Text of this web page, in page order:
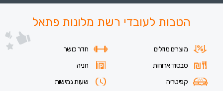
הטבות לעובדי רשת מלונות פתאל
מוצרים מוזלים
חדר כושר
סבסוד ארוחות
חניה
קפיטריה
שעות גמישות